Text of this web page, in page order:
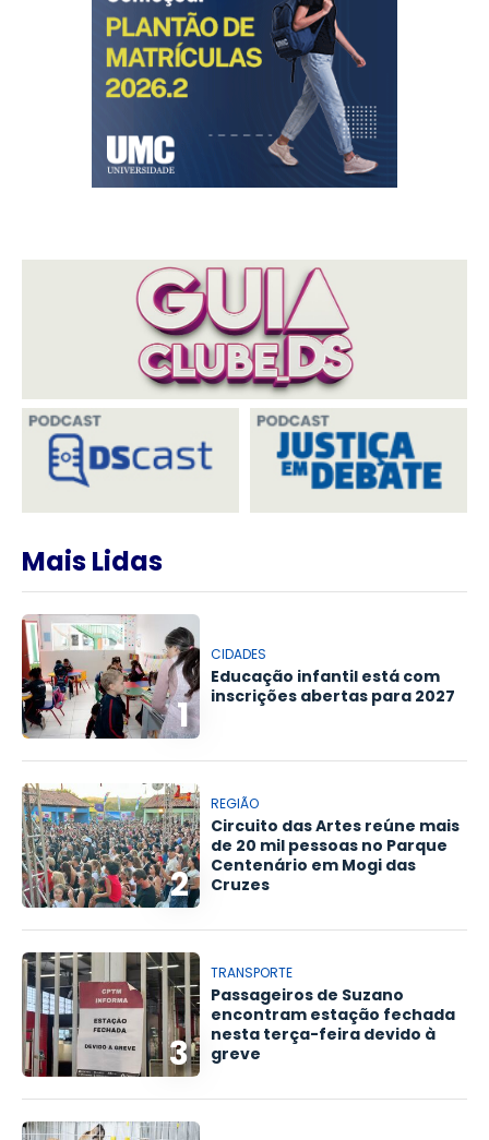
Mais Lidas
1
CIDADES
Educação infantil está com
inscrições abertas para 2027
2
REGIÃO
Circuito das Artes reúne mais
de 20 mil pessoas no Parque
Centenário em Mogi das
Cruzes
3
TRANSPORTE
Passageiros de Suzano
encontram estação fechada
nesta terça-feira devido à
greve